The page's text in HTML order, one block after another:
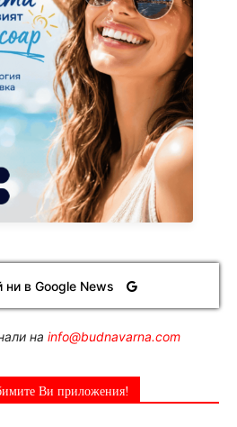
ни в Google News
на info@budnavarna.com
Ви приложения!